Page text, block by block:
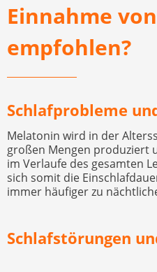
Einnahme
empfohlen?
Schlafprobleme
Melatonin wird in der
großen Mengen produziert
im Verlaufe des gesamten
sich somit die
immer häufiger zu
Schlafstörungen